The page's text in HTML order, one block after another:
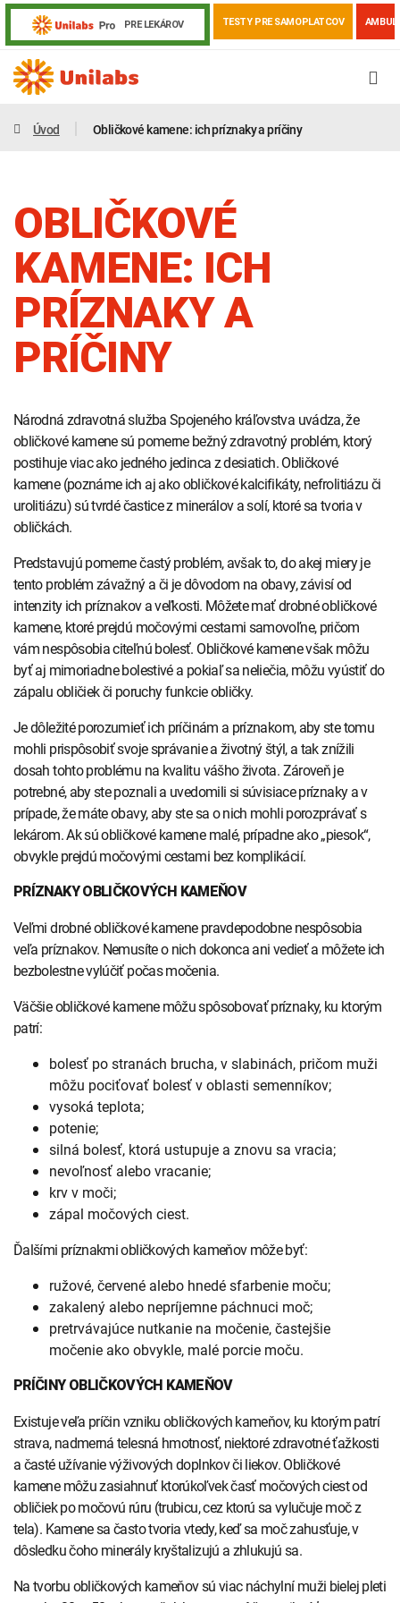
PRE LEKÁROV TESTY PRE SAMOPLATCOV
Genetika Covid-19
Výsledky vyšetrení Kortizol
INTOLERANCIA POTRAVÍN Lymská borelióza
Human papillomavirus (HPV)
Úvod Obličkové kamene: ich príznaky a príčiny
OBLIČKOVÉ
KAMENE: ICH
PRÍZNAKY A
PRÍČINY
Národná zdravotná služba Spojeného kráľovstva uvádza, že
obličkové kamene sú pomerne bežný zdravotný problém, ktorý
postihuje viac ako jedného jedinca z desiatich. Obličkové
kamene (poznáme ich aj ako obličkové kalcifikáty, nefrolitiázu či
urolitiázu) sú tvrdé častice z minerálov a solí, ktoré sa tvoria v
obličkách.
Predstavujú pomerne častý problém, avšak to, do akej miery je
tento problém závažný a či je dôvodom na obavy, závisí od
intenzity ich príznakov a veľkosti. Môžete mať drobné obličkové
kamene, ktoré prejdú močovými cestami samovoľne, pričom
vám nespôsobia citeľnú bolesť. Obličkové kamene však môžu
byť aj mimoriadne bolestivé a pokiaľ sa neliečia, môžu vyústiť do
zápalu obličiek či poruchy funkcie obličky.
Je dôležité porozumieť ich príčinám a príznakom, aby ste tomu
mohli prispôsobiť svoje správanie a životný štýl, a tak znížili
dosah tohto problému na kvalitu vášho života. Zároveň je
potrebné, aby ste poznali a uvedomili si súvisiace príznaky a v
prípade, že máte obavy, aby ste sa o nich mohli porozprávať s
lekárom. Ak sú obličkové kamene malé, prípadne ako „piesok“,
obvykle prejdú močovými cestami bez komplikácií.
PRÍZNAKY OBLIČKOVÝCH KAMEŇOV
Veľmi drobné obličkové kamene pravdepodobne nespôsobia
veľa príznakov. Nemusíte o nich dokonca ani vedieť a môžete ich
bezbolestne vylúčiť počas močenia.
Väčšie obličkové kamene môžu spôsobovať príznaky, ku ktorým
patrí:
bolesť po stranách brucha, v slabinách, pričom muži
môžu pociťovať bolesť v oblasti semenníkov;
vysoká teplota;
potenie;
silná bolesť, ktorá ustupuje a znovu sa vracia;
nevoľnosť alebo vracanie;
krv v moči;
zápal močových ciest.
Ďalšími príznakmi obličkových kameňov môže byť:
ružové, červené alebo hnedé sfarbenie moču;
zakalený alebo nepríjemne páchnuci moč;
pretrvávajúce nutkanie na močenie, častejšie
močenie ako obvykle, malé porcie moču.
PRÍČINY OBLIČKOVÝCH KAMEŇOV
Existuje veľa príčin vzniku obličkových kameňov, ku ktorým patrí
strava, nadmerná telesná hmotnosť, niektoré zdravotné ťažkosti
a časté užívanie výživových doplnkov či liekov. Obličkové
kamene môžu zasiahnuť ktorúkoľvek časť močových ciest od
obličiek po močovú rúru (trubicu, cez ktorú sa vylučuje moč z
tela). Kamene sa často tvoria vtedy, keď sa moč zahusťuje, v
dôsledku čoho minerály kryštalizujú a zhlukujú sa.
Na tvorbu obličkových kameňov sú viac náchylní muži bielej pleti